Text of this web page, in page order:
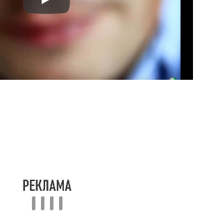
у офтальмолога, чтобы своевременно